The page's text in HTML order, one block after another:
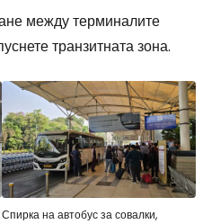
между терминалите
транзитната зона.
Спирка на автобус за совалки,